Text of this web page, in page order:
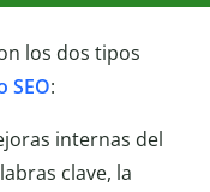
los dos tipos
SEO:
internas del
clave, la